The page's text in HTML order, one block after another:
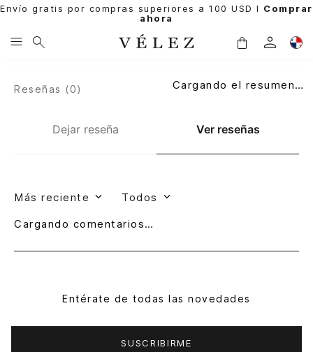
Envío gratis por compras superiores a 100 USD l Comprar
ahora
Dejar reseña Ver reseñas
Reseñas (0) Cargando el resumen…
Más reciente Todos
Cargando comentarios…
Entérate de todas las novedades
SUSCRIBIRME